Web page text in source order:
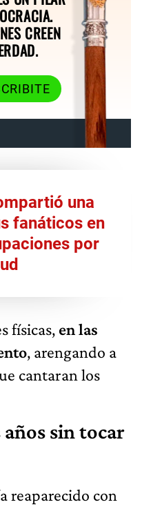
CREEN
una
fanáticos en
por
físicas, en las
, arengando a
cantaran los
sin tocar
reaparecido con